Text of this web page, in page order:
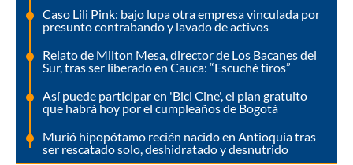
Caso Lili Pink: bajo lupa otra empresa vinculada por
presunto contrabando y lavado de activos
Relato de Milton Mesa, director de Los Bacanes del
Sur, tras ser liberado en Cauca: “Escuché tiros”
Así puede participar en 'Bici Cine', el plan gratuito
que habrá hoy por el cumpleaños de Bogotá
Murió hipopótamo recién nacido en Antioquia tras
ser rescatado solo, deshidratado y desnutrido